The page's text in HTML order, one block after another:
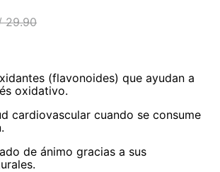
29.90
(flavonoides) que ayudan a
oxidativo.
cardiovascular cuando se consume
de ánimo gracias a sus